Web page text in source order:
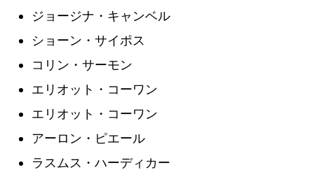
ジョージナ・キャンベル
ショーン・サイポス
コリン・サーモン
エリオット・コーワン
エリオット・コーワン
アーロン・ピエール
ラスムス・ハーディカー